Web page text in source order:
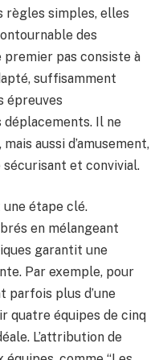
règles simples, elles
des
pas consiste à
suffisamment
épreuves
Il ne
aussi d’amusement,
sécurisant et convivial.
une étape clé.
en mélangeant
garantit une
Par exemple, pour
parfois plus d’une
quatre équipes de cinq
L’attribution de